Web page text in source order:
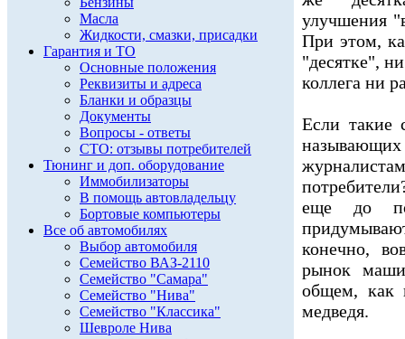
Масла
Жидкости, смазки, присадки
Гарантия и ТО
Основные положения
Реквизиты и адреса
Бланки и образцы
Документы
Вопросы - ответы
СТО: отзывы потребителей
Тюнинг и доп. оборудование
Иммобилизаторы
В помощь автовладельцу
Бортовые компьютеры
Все об автомобилях
Выбор автомобиля
Семейство ВАЗ-2110
Семейство "Самара"
Семейство "Нива"
Семейство "Классика"
Шевроле Нива
улучшения
При этом,
"десятке",
коллега ни
Если такие
еще до
конечно,
рынок
общем, как
медведя.